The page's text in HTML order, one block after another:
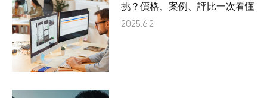
挑？價格、案例、評比一次看懂
2025.6.2